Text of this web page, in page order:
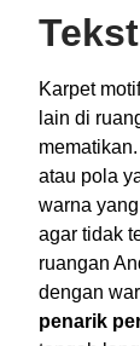
Karpet
lain di
atau pola
warna
agar tidak
ruangan
dengan
penarik